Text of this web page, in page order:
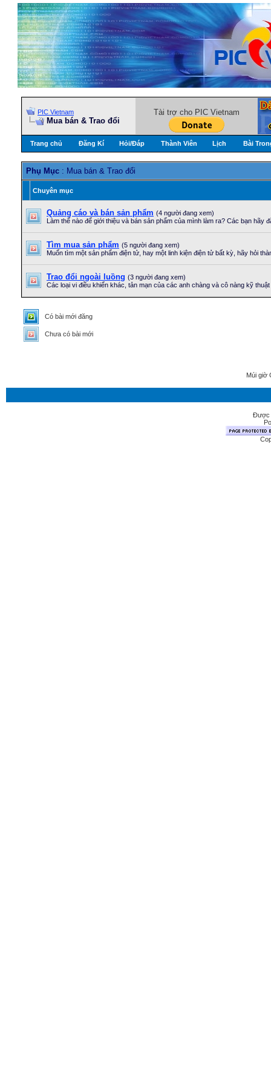
PIC Vietnam
Mua bán & Trao đổi
Tài trợ cho PIC Vietnam
Trang chủ Đăng Kí Hỏi/Ðáp Thành Viên Lịch Bài
Phụ Mục : Mua bán & Trao đổi
Chuyên mục
Quảng cáo và bán sản phẩm (4 người đang xem)
Làm thế nào để giới thiệu và bán sản phẩm của mình làm ra? Các bạn hãy
Tìm mua sản phẩm (5 người đang xem)
Muốn tìm một sản phẩm điện tử, hay một linh kiện điện tử bất kỳ, hãy hỏi
Trao đổi ngoài luồng (3 người đang xem)
Các loại vi điều khiển khác, tản mạn của các anh chàng và cô nàng kỹ thuật
Có bài mới đăng
Chưa có bài mới
Múi giờ
Được